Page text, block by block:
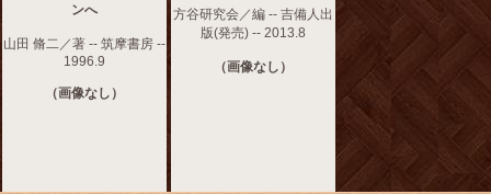
ンへ
山田 脩二／著 -- 筑摩書房 --
1996.9
（画像なし）
方谷研究会／編 -- 吉備人出
版(発売) -- 2013.8
（画像なし）